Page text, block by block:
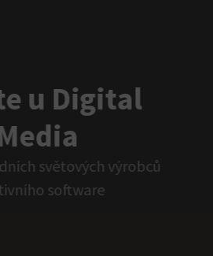
u Digital
světových výrobců
software